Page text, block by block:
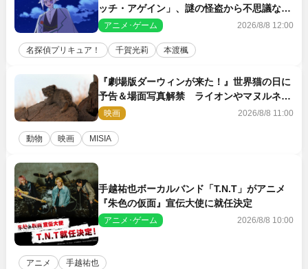
ッチ・アゲイン」、謎の怪盗から不思議な予
告状が届く
アニメ･ゲーム 2026/8/8 12:00
名探偵プリキュア！ 千賀光莉 本渡楓
『劇場版ダーウィンが来た！』世界猫の日に
予告＆場面写真解禁 ライオンやマヌルネコ
の赤ちゃんが大集合
映画 2026/8/8 11:00
動物 映画 MISIA
手越祐也ボーカルバンド「T.N.T」がアニメ
『朱色の仮面』宣伝大使に就任決定
アニメ･ゲーム 2026/8/8 10:00
アニメ 手越祐也